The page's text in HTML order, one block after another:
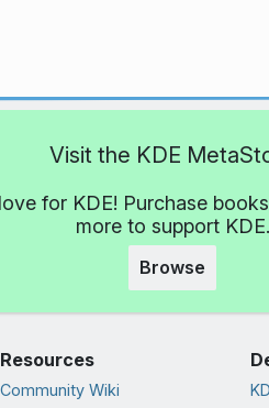
Visit the KDE
for KDE! Purchase
more to support KDE.
Browse
Resources
Community Wiki